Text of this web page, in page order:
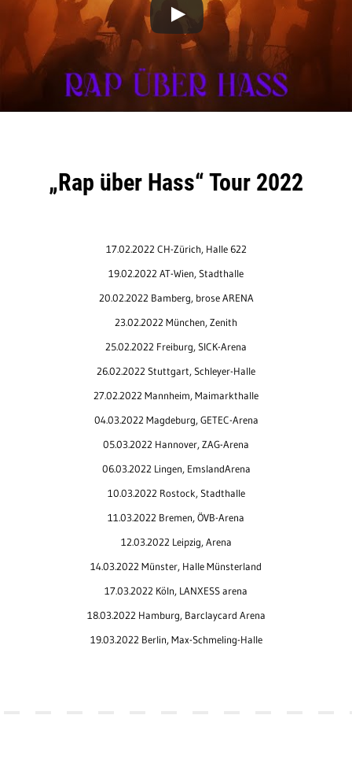
„Rap über Hass“ Tour 2022
17.02.2022 CH-Zürich, Halle 622
19.02.2022 AT-Wien, Stadthalle
20.02.2022 Bamberg, brose ARENA
23.02.2022 München, Zenith
25.02.2022 Freiburg, SICK-Arena
26.02.2022 Stuttgart, Schleyer-Halle
27.02.2022 Mannheim, Maimarkthalle
04.03.2022 Magdeburg, GETEC-Arena
05.03.2022 Hannover, ZAG-Arena
06.03.2022 Lingen, EmslandArena
10.03.2022 Rostock, Stadthalle
11.03.2022 Bremen, ÖVB-Arena
12.03.2022 Leipzig, Arena
14.03.2022 Münster, Halle Münsterland
17.03.2022 Köln, LANXESS arena
18.03.2022 Hamburg, Barclaycard Arena
19.03.2022 Berlin, Max-Schmeling-Halle